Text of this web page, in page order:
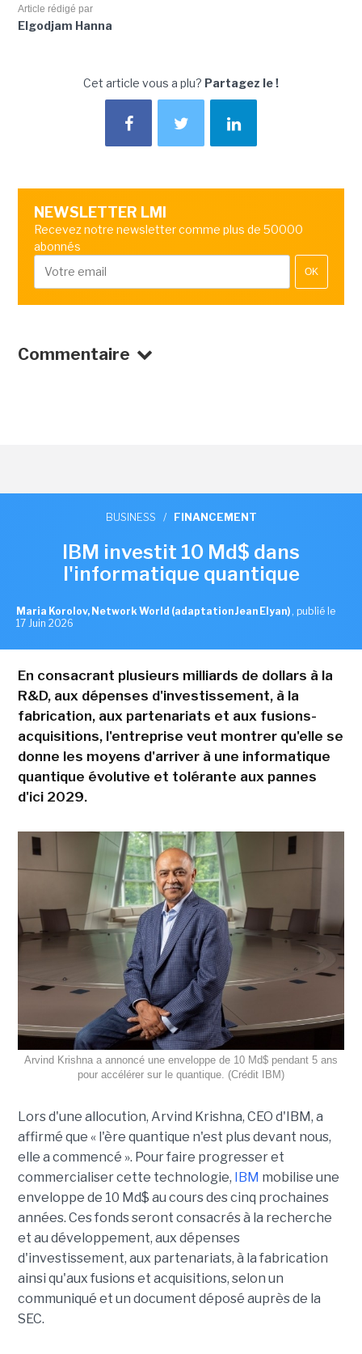
Article rédigé par
Elgodjam Hanna
Cet article vous a plu? Partagez le !
NEWSLETTER LMI
Recevez notre newsletter comme plus de 50000
abonnés
OK
Commentaire
BUSINESS / FINANCEMENT
IBM investit 10 Md$ dans
l'informatique quantique
Maria Korolov, Network World (adaptation Jean Elyan) , publié le
17 Juin 2026
En consacrant plusieurs milliards de dollars à la
R&D, aux dépenses d'investissement, à la
fabrication, aux partenariats et aux fusions-
acquisitions, l'entreprise veut montrer qu'elle se
donne les moyens d'arriver à une informatique
quantique évolutive et tolérante aux pannes
d'ici 2029.
Arvind Krishna a annoncé une enveloppe de 10 Md$ pendant 5 ans
pour accélérer sur le quantique. (Crédit IBM)
Lors d'une allocution, Arvind Krishna, CEO d'IBM, a
affirmé que « l'ère quantique n'est plus devant nous,
elle a commencé ». Pour faire progresser et
commercialiser cette technologie, IBM mobilise une
enveloppe de 10 Md$ au cours des cinq prochaines
années. Ces fonds seront consacrés à la recherche
et au développement, aux dépenses
d'investissement, aux partenariats, à la fabrication
ainsi qu'aux fusions et acquisitions, selon un
communiqué et un document déposé auprès de la
SEC.